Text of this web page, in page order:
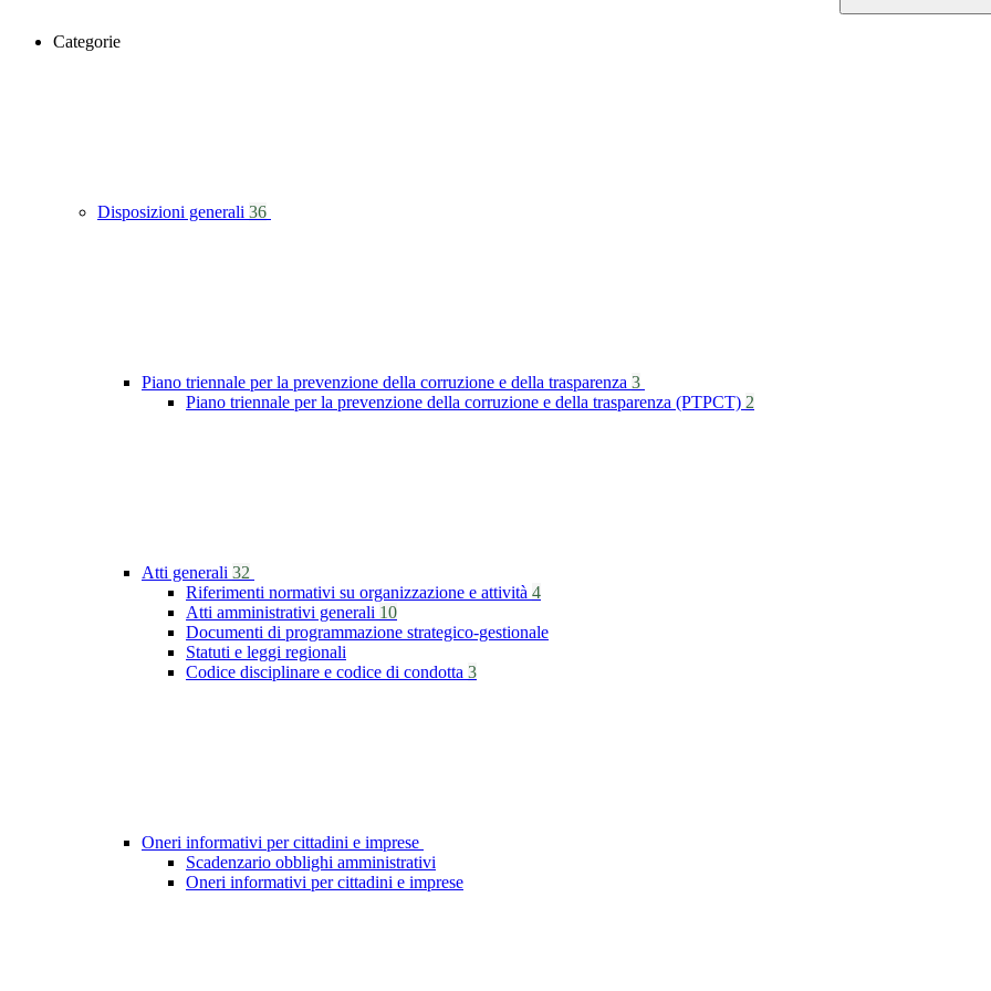
Categorie
Disposizioni generali 36
Piano triennale per la prevenzione della corruzione e della trasparenza 3
Piano triennale per la prevenzione della corruzione e della trasparenza (PTPCT) 2
Atti generali 32
Riferimenti normativi su organizzazione e attività 4
Atti amministrativi generali 10
Documenti di programmazione strategico-gestionale
Statuti e leggi regionali
Codice disciplinare e codice di condotta 3
Oneri informativi per cittadini e imprese
Scadenzario obblighi amministrativi
Oneri informativi per cittadini e imprese